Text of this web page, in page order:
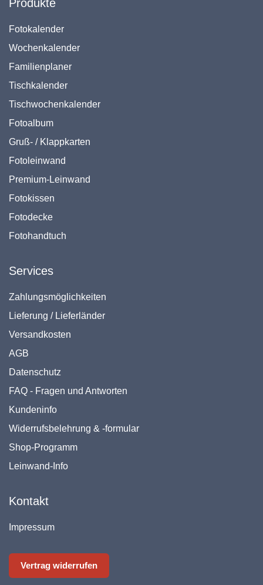
Produkte
Fotokalender
Wochenkalender
Familienplaner
Tischkalender
Tischwochenkalender
Fotoalbum
Gruß- / Klappkarten
Fotoleinwand
Premium-Leinwand
Fotokissen
Fotodecke
Fotohandtuch
Services
Zahlungsmöglichkeiten
Lieferung / Lieferländer
Versandkosten
AGB
Datenschutz
FAQ - Fragen und Antworten
Kundeninfo
Widerrufsbelehrung & -formular
Shop-Programm
Leinwand-Info
Kontakt
Impressum
Vertrag widerrufen